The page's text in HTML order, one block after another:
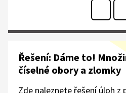
Řešení: Dáme to!
číselné obory a zlomky
Zde naleznete řešení úloh z